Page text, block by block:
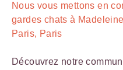
Nous vous mettons en
gardes chats à
Paris, Paris
Découvrez notre